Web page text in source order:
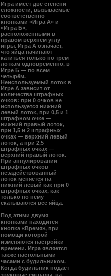
Игра имеет две степени
сложности, вызываемые
соответственно
кнопками «Игра А» и
«Игра Б»,
расположенными в
правом верхнем углу
игры. Игра А означает,
что яйца начинают
катиться только по трём
лоткам одновременно, в
Игре Б — по всем
четырём.
Неиспользуемый лоток в
Игре А зависит от
количества штрафных
очков: при 0 очков не
используется нижний
левый лоток, при 0,5 и 1
штрафном очке —
нижний правый лоток,
при 1,5 и 2 штрафных
очках — верхний левый
лоток, а при 2,5
штрафных очках —
верхний правый лоток.
При аннулировании
штрафных очков
незадействованный
лоток меняется на
нижний левый как при 0
штрафных очках, как
только по нему
скатываются все яйца.
Под этими двумя
кнопками находится
кнопка «Время», при
помощи которой
изменяются настройки
времени. Игра является
также настольными
часами с будильником.
Когда будильник подаёт